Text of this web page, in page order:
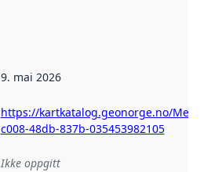
9. mai 2026
https://kartkatalog.geonorge.no/
c008-48db-837b-035453982105
Ikke oppgitt